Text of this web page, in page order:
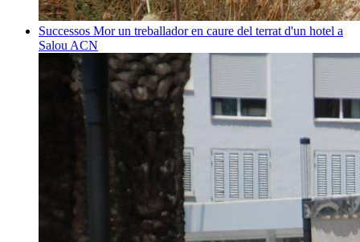
Successos Mor un treballador en caure del terrat d'un hotel a
Salou ACN